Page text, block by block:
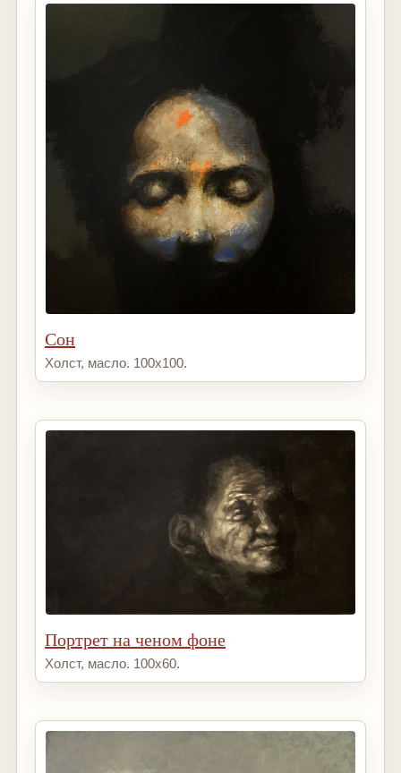
Сон
Холст, масло. 100х100.
Портрет на ченом фоне
Холст, масло. 100х60.